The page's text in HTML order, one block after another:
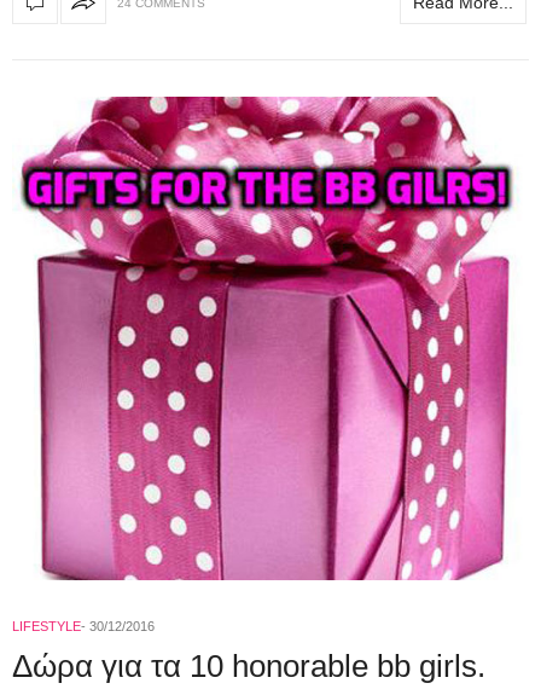
24 COMMENTS
LIFESTYLE 30/12/2016
Δώρα για τα 10 honorable bb girls.